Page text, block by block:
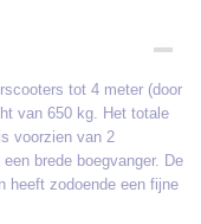
tot 4 meter (door
van 650 kg. Het totale
voorzien van 2
brede boegvanger. De
heeft zodoende een fijne